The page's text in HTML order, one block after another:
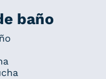
baño